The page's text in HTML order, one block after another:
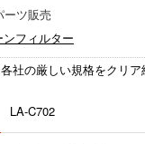
ーツ販売
ンフィルター
社の厳しい規格をクリ
LA-C702